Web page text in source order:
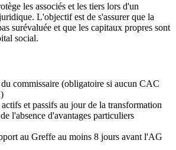
les associés et les tiers lors d'un
L'objectif est de s'assurer que la
surévaluée et que les capitaux propres sont
social.
commissaire (obligatoire si aucun CAC
et passifs au jour de la transformation
l'absence d'avantages particuliers
au Greffe au moins 8 jours avant l'AG